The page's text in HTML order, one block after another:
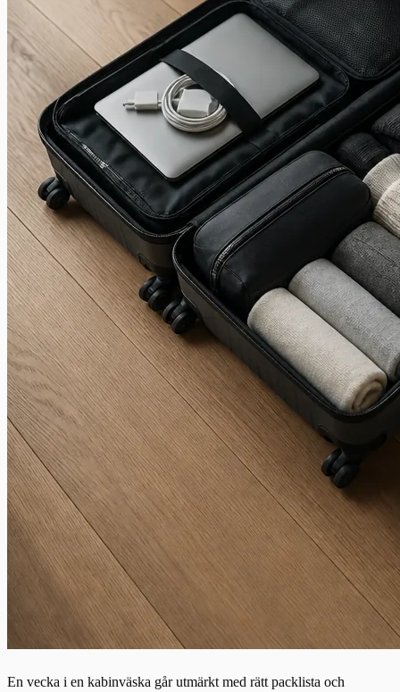
En vecka i en kabinväska går utmärkt med rätt packlista och